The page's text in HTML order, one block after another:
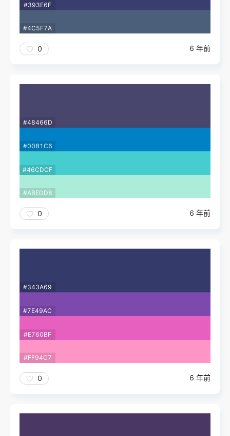
#393E6F
#4C5F7A
0 6 年前
#48466D
#0081C6
#46CDCF
#ABEDD8
0 6 年前
#343A69
#7E49AC
#E760BF
#FF94C7
0 6 年前